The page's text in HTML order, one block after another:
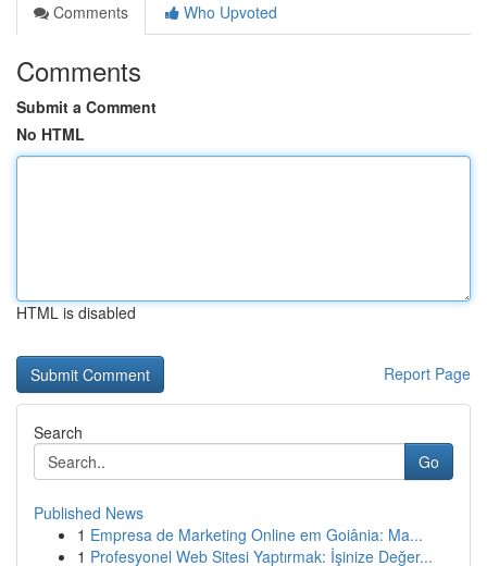
Comments
Who Upvoted
Comments
Submit a Comment
No HTML
HTML is disabled
Report Page
Search
Go
Published News
1 Empresa de Marketing Online em Goiânia: Ma...
1 Profesyonel Web Sitesi Yaptırmak: İşinize Değer...